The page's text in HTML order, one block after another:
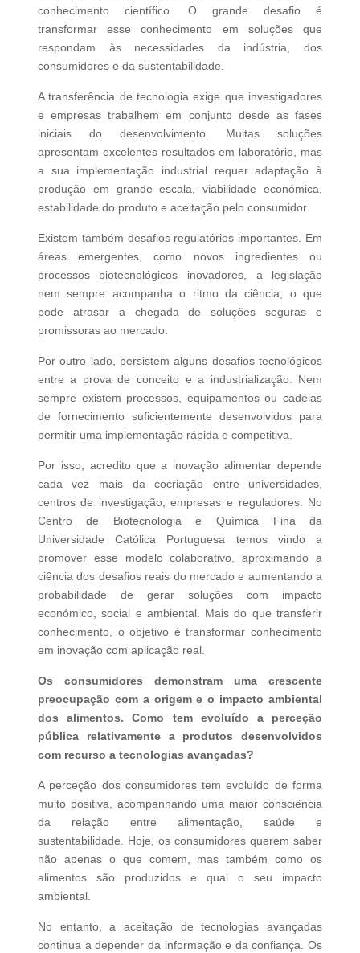
conhecimento científico. O grande desafio é
transformar esse conhecimento em soluções que
respondam às necessidades da indústria, dos
consumidores e da sustentabilidade.
A transferência de tecnologia exige que investigadores
e empresas trabalhem em conjunto desde as fases
iniciais do desenvolvimento. Muitas soluções
apresentam excelentes resultados em laboratório, mas
a sua implementação industrial requer adaptação à
produção em grande escala, viabilidade económica,
estabilidade do produto e aceitação pelo consumidor.
Existem também desafios regulatórios importantes. Em
áreas emergentes, como novos ingredientes ou
processos biotecnológicos inovadores, a legislação
nem sempre acompanha o ritmo da ciência, o que
pode atrasar a chegada de soluções seguras e
promissoras ao mercado.
Por outro lado, persistem alguns desafios tecnológicos
entre a prova de conceito e a industrialização. Nem
sempre existem processos, equipamentos ou cadeias
de fornecimento suficientemente desenvolvidos para
permitir uma implementação rápida e competitiva.
Por isso, acredito que a inovação alimentar depende
cada vez mais da cocriação entre universidades,
centros de investigação, empresas e reguladores. No
Centro de Biotecnologia e Química Fina da
Universidade Católica Portuguesa temos vindo a
promover esse modelo colaborativo, aproximando a
ciência dos desafios reais do mercado e aumentando a
probabilidade de gerar soluções com impacto
económico, social e ambiental. Mais do que transferir
conhecimento, o objetivo é transformar conhecimento
em inovação com aplicação real.
Os consumidores demonstram uma crescente
preocupação com a origem e o impacto ambiental
dos alimentos. Como tem evoluído a perceção
pública relativamente a produtos desenvolvidos
com recurso a tecnologias avançadas?
A perceção dos consumidores tem evoluído de forma
muito positiva, acompanhando uma maior consciência
da relação entre alimentação, saúde e
sustentabilidade. Hoje, os consumidores querem saber
não apenas o que comem, mas também como os
alimentos são produzidos e qual o seu impacto
ambiental.
No entanto, a aceitação de tecnologias avançadas
continua a depender da informação e da confiança. Os